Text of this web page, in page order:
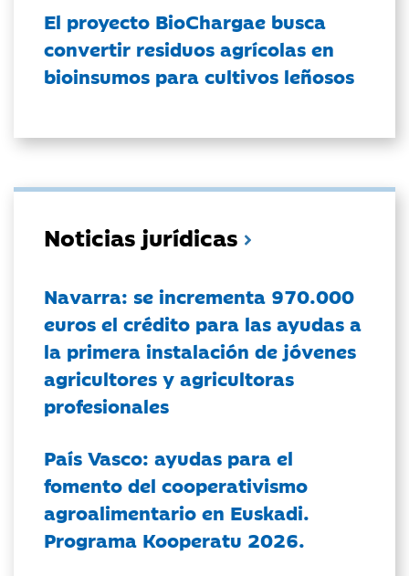
El proyecto BioChargae busca
convertir residuos agrícolas en
bioinsumos para cultivos leñosos
Noticias jurídicas
Navarra: se incrementa 970.000
euros el crédito para las ayudas a
la primera instalación de jóvenes
agricultores y agricultoras
profesionales
País Vasco: ayudas para el
fomento del cooperativismo
agroalimentario en Euskadi.
Programa Kooperatu 2026.